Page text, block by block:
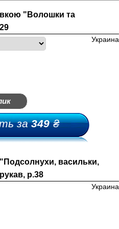
"Волошки та
Украина
за349₴
васильки,
р.38
Украина